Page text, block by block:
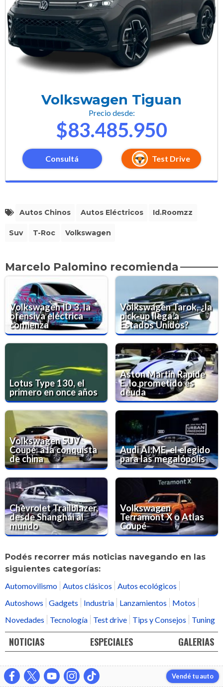
Volkswagen Tiguan
Precio desde:
$83.485.950
Consultá Test Drive
Autos Chinos Autos Eléctricos Id.roomzz
Suv T-Roc Volkswagen
Marcelo Palomino recomienda
Volkswagen ID 3, la
ofensiva eléctrica
comienza
Volkswagen Tarok, ¿la
pick-up llega a
Estados Unidos?
Lotus Type 130, el
primero en once años
Aston Martin Rapide
E, lo prometido es
deuda
Volkswagen SUV
Coupé: a la conquista
de china
Audi AI:ME, el elegido
para las megalópolis
Chevrolet Trailblazer,
desde Shanghái al
mundo
Volkswagen
Terramont X o Atlas
Coupé
Podés recorrer más noticias navegando en las
siguientes categorías:
Automovilismo
Autos clásicos
Autos ecológicos
Autoshows
Gadgets Industria Lanzamientos
Motos
Novedades
Tecnología Test drive Tips y Consejos Tuning
NOTICIAS ESPECIALES GALERIAS
Vendé tu auto